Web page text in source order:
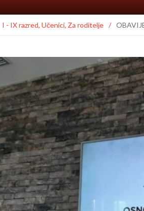
I - IX razred, Učenici, Za roditelje /